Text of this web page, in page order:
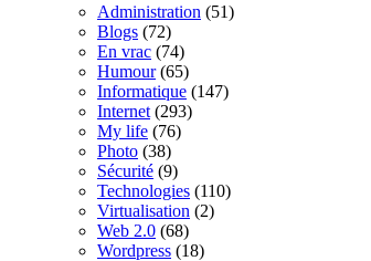
Administration (51)
Blogs (72)
En vrac (74)
Humour(65)
Informatique (147)
Internet (293)
My life (76)
Photo (38)
Sécurité (9)
Technologies (110)
Virtualisation (2)
Web 2.0 (68)
Wordpress (18)